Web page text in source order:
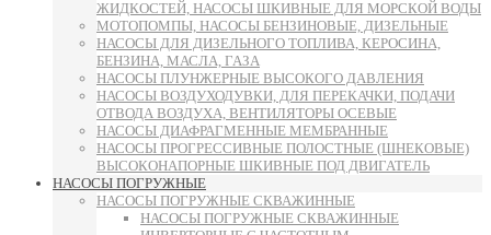
ЖИДКОСТЕЙ, НАСОСЫ ШКИВНЫЕ ДЛЯ МОРСКОЙ ВОДЫ
МОТОПОМПЫ, НАСОСЫ БЕНЗИНОВЫЕ, ДИЗЕЛЬНЫЕ
НАСОСЫ ДЛЯ ДИЗЕЛЬНОГО ТОПЛИВА, КЕРОСИНА,
БЕНЗИНА, МАСЛА, ГАЗА
НАСОСЫ ПЛУНЖЕРНЫЕ ВЫСОКОГО ДАВЛЕНИЯ
НАСОСЫ ВОЗДУХОДУВКИ, ДЛЯ ПЕРЕКАЧКИ, ПОДАЧИ
ОТВОДА ВОЗДУХА, ВЕНТИЛЯТОРЫ ОСЕВЫЕ
НАСОСЫ ДИАФРАГМЕННЫЕ МЕМБРАННЫЕ
НАСОСЫ ПРОГРЕССИВНЫЕ ПОЛОСТНЫЕ (ШНЕКОВЫЕ)
ВЫСОКОНАПОРНЫЕ ШКИВНЫЕ ПОД ДВИГАТЕЛЬ
НАСОСЫ ПОГРУЖНЫЕ
НАСОСЫ ПОГРУЖНЫЕ СКВАЖИННЫЕ
НАСОСЫ ПОГРУЖНЫЕ СКВАЖИННЫЕ